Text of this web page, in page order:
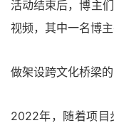
活动结束后，博主
视频，其中一名博
做架设跨文化桥梁
2022年，随着项目